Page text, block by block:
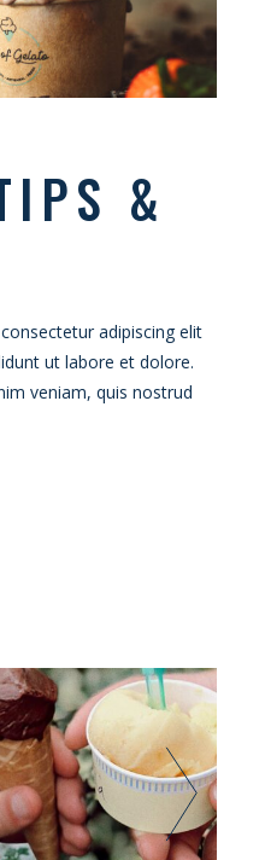
&
adipiscing elit
ut labore et dolore.
veniam, quis nostrud